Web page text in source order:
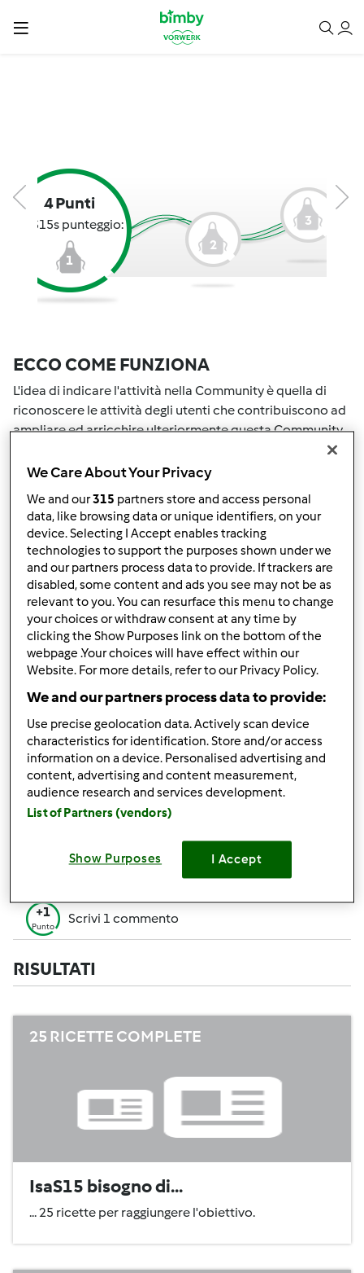
4 Punti
IsaS15s punteggio:
1
2
3
ECCO COME FUNZIONA
L'idea di indicare l'attività nella Community è quella di
riconoscere le attività degli utenti che contribuiscono ad
ampliare ed arricchire ulteriormente questa Community.
ricompensate con dei punti. Con il raggiungimento di
successivo. Il numero all'interno del grembiule accanto al
tuo nome Utente indicherà il tuo grado attuale.
COME PUOI OTTENERE PUNTI PER LA
TUA ATTIVITA'
Eseguendo una delle azioni elencate di seguito è possibile
raccogliere punti. Questi punti si sommeranno alla tuo
punteggio attuale nella Community. Controlla la scala di
ti servono per passare al grado successivo.
+50
Punti
Vincitore di un contest
+10
Punti
Creare 1 ricetta (tutti i campi= 10 p. Solo i
campi obbligatori=5 p.)
+1
Punto
Scrivi 1 commento
RISULTATI
25 RICETTE COMPLETE
IsaS15 bisogno di...
... 25 ricette per raggiungere l'obiettivo.
We Care About Your Privacy
We and our315 partners store and access personal
data, like browsing data or unique identifiers, on your
device. Selecting I Accept enables tracking
technologies to support the purposes shown under we
and our partners process data to provide. If trackers are
disabled, some content and ads you see may not be as
relevant to you. You can resurface this menu to change
your choices or withdraw consent at any time by
clicking the Show Purposes link on the bottom of the
webpage .Your choices will have effect within our
Website. For more details, refer to our Privacy Policy.
We and our partners process data to provide:
Use precise geolocation data. Actively scan device
characteristics for identification. Store and/or access
information on a device. Personalised advertising and
content, advertising and content measurement,
audience research and services development.
List of Partners (vendors)
Show Purposes I Accept